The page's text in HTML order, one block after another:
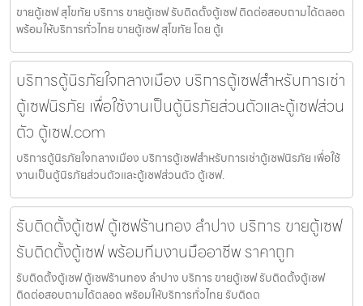
ขายตู้เซฟ สุโขทัย บริการ ขายตู้เซฟ รับติดตั้งตู้เซฟ ติดต่อสอบถามได้ตลอด
พร้อมให้บริการทั่วไทย ขายตู้เซฟ สุโขทัย โดย ตู้เ
บริการตู้นิรภัยใจกลางเมือง บริการตู้เซฟสำหรับการเช่า
ตู้เซฟนิรภัย เพื่อใช้งานเป็นตู้นิรภัยส่วนตัวและตู้เซฟส่วน
ตัว ตู้เซฟ.com
บริการตู้นิรภัยใจกลางเมือง บริการตู้เซฟสำหรับการเช่าตู้เซฟนิรภัย เพื่อใช้
งานเป็นตู้นิรภัยส่วนตัวและตู้เซฟส่วนตัว ตู้เซฟ.
รับติดตั้งตู้เซฟ ตู้เซฟร้านทอง ลำปาง บริการ ขายตู้เซฟ
รับติดตั้งตู้เซฟ พร้อมทีมงานมืออาชีพ ราคาถูก
รับติดตั้งตู้เซฟ ตู้เซฟร้านทอง ลำปาง บริการ ขายตู้เซฟ รับติดตั้งตู้เซฟ
ติดต่อสอบถามได้ตลอด พร้อมให้บริการทั่วไทย รับติดต